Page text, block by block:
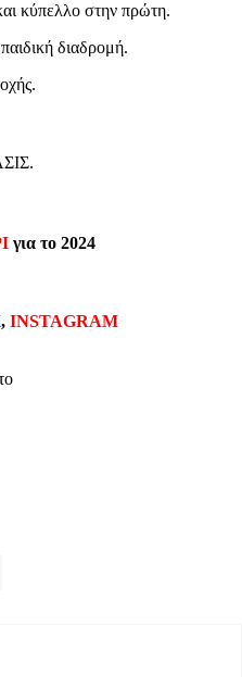
κύπελλο στην πρώτη.
διαδρομή.
για το 2024
, INSTAGRAM